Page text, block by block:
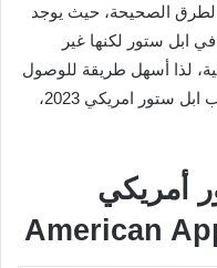
الصحيحة، حيث يوجد
ابل ستور لكنها غير
لذا أسهل طريقة للوصول
إلى مثل هذه التطبيقات هو انشاء حساب ابل ستور امريكي 2023،
أمريكي